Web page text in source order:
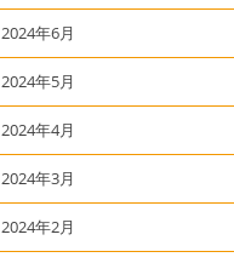
2024年6月
2024年5月
2024年4月
2024年3月
2024年2月